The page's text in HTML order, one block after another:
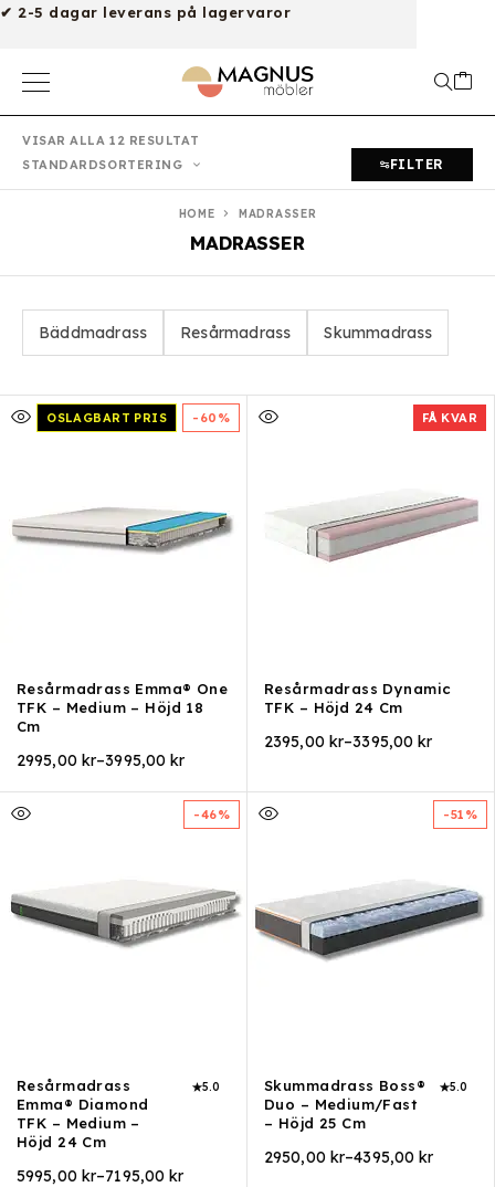
✔ 2-5 dagar leverans på lagervaror
VISAR ALLA 12 RESULTAT
STANDARDSORTERING
FILTER
MADRASSER
HOME MADRASSER
Bäddmadrass Resårmadrass Skummadrass
OSLAGBART PRIS -60%
Resårmadrass Emma® One
TFK – Medium – Höjd 18
Cm
2995,00 kr–3995,00kr
FÅ KVAR
Resårmadrass Dynamic
TFK – Höjd 24 Cm
2395,00 kr–3395,00kr
-46%
Resårmadrass
Emma® Diamond
TFK – Medium –
Höjd 24 Cm
5.0
5995,00 kr–7195,00kr
-51%
Skummadrass Boss®
Duo – Medium/Fast
– Höjd 25 Cm
5.0
2950,00 kr–4395,00kr